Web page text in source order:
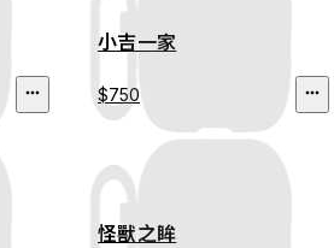
小吉一家
$750
怪獸之眸